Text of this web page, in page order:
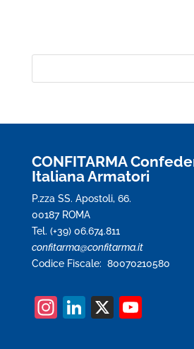
CONFITARMA
Italiana Armatori
P.zza SS. Apostoli, 66.
00187 ROMA
Tel. (+39) 06.674.811
confitarma@confitarma.it
Codice Fiscale: 80070210580
In Li X Y